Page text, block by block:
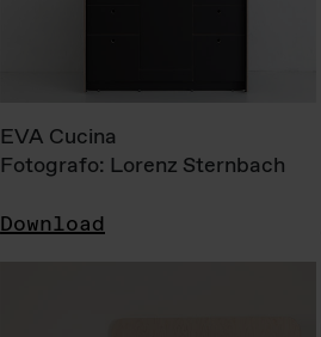
EVA Cucina
Fotografo: Lorenz Sternbach
Download